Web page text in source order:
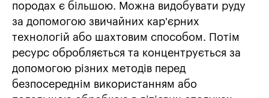
породах є більшою. Можна видобувати руду
за допомогою звичайних кар’єрних
технологій або шахтовим способом. Потім
ресурс обробляється та концентрується за
допомогою різних методів перед
безпосереднім використанням або